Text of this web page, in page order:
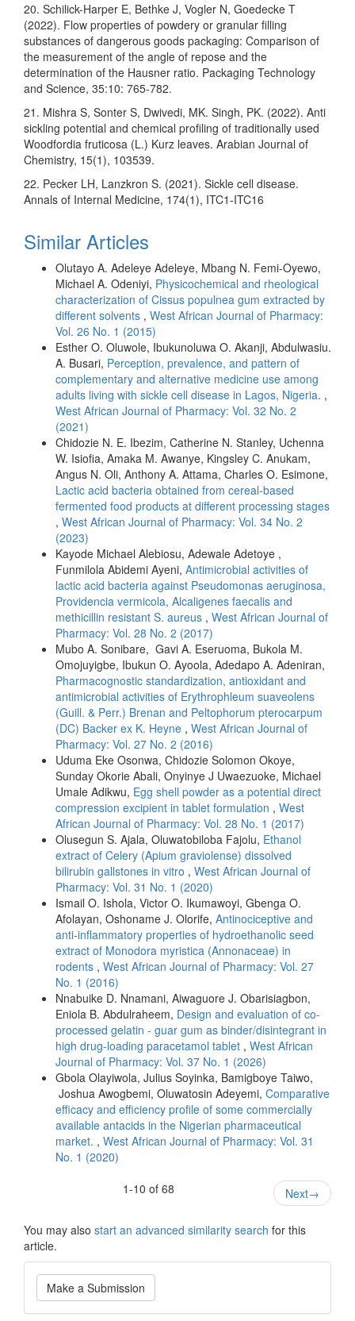
20. Schilick-Harper E, Bethke J, Vogler N, Goedecke T
(2022). Flow properties of powdery or granular filling
substances of dangerous goods packaging: Comparison of
the measurement of the angle of repose and the
determination of the Hausner ratio. Packaging Technology
and Science, 35:10: 765-782.
21. Mishra S, Sonter S, Dwivedi, MK. Singh, PK. (2022). Anti
sickling potential and chemical profiling of traditionally used
Woodfordia fruticosa (L.) Kurz leaves. Arabian Journal of
Chemistry, 15(1), 103539.
22. Pecker LH, Lanzkron S. (2021). Sickle cell disease.
Annals of Internal Medicine, 174(1), ITC1-ITC16
Similar Articles
Olutayo A. Adeleye Adeleye, Mbang N. Femi-Oyewo,
Michael A. Odeniyi, Physicochemical and rheological
characterization of Cissus populnea gum extracted by
different solvents , West African Journal of Pharmacy:
Vol. 26 No. 1 (2015)
Esther O. Oluwole, Ibukunoluwa O. Akanji, Abdulwasiu.
A. Busari, Perception, prevalence, and pattern of
complementary and alternative medicine use among
adults living with sickle cell disease in Lagos, Nigeria. ,
West African Journal of Pharmacy: Vol. 32 No. 2
(2021)
Chidozie N. E. Ibezim, Catherine N. Stanley, Uchenna
W. Isiofia, Amaka M. Awanye, Kingsley C. Anukam,
Angus N. Oli, Anthony A. Attama, Charles O. Esimone,
Lactic acid bacteria obtained from cereal-based
fermented food products at different processing stages
, West African Journal of Pharmacy: Vol. 34 No. 2
(2023)
Kayode Michael Alebiosu, Adewale Adetoye ,
Funmilola Abidemi Ayeni, Antimicrobial activities of
lactic acid bacteria against Pseudomonas aeruginosa,
Providencia vermicola, Alcaligenes faecalis and
methicillin resistant S. aureus , West African Journal of
Pharmacy: Vol. 28 No. 2 (2017)
Mubo A. Sonibare, Gavi A. Eseruoma, Bukola M.
Omojuyigbe, Ibukun O. Ayoola, Adedapo A. Adeniran,
Pharmacognostic standardization, antioxidant and
antimicrobial activities of Erythrophleum suaveolens
(Guill. & Perr.) Brenan and Peltophorum pterocarpum
(DC) Backer ex K. Heyne , West African Journal of
Pharmacy: Vol. 27 No. 2 (2016)
Uduma Eke Osonwa, Chidozie Solomon Okoye,
Sunday Okorie Abali, Onyinye J Uwaezuoke, Michael
Umale Adikwu, Egg shell powder as a potential direct
compression excipient in tablet formulation , West
African Journal of Pharmacy: Vol. 28 No. 1 (2017)
Olusegun S. Ajala, Oluwatobiloba Fajolu, Ethanol
extract of Celery (Apium graviolense) dissolved
bilirubin gallstones in vitro , West African Journal of
Pharmacy: Vol. 31 No. 1 (2020)
Ismail O. Ishola, Victor O. Ikumawoyi, Gbenga O.
Afolayan, Oshoname J. Olorife, Antinociceptive and
anti-inflammatory properties of hydroethanolic seed
extract of Monodora myristica (Annonaceae) in
rodents , West African Journal of Pharmacy: Vol. 27
No. 1 (2016)
Nnabuike D. Nnamani, Aiwaguore J. Obarisiagbon,
Eniola B. Abdulraheem, Design and evaluation of co-
processed gelatin - guar gum as binder/disintegrant in
high drug-loading paracetamol tablet , West African
Journal of Pharmacy: Vol. 37 No. 1 (2026)
Gbola Olayiwola, Julius Soyinka, Bamigboye Taiwo,
Joshua Awogbemi, Oluwatosin Adeyemi, Comparative
efficacy and efficiency profile of some commercially
available antacids in the Nigerian pharmaceutical
market. , West African Journal of Pharmacy: Vol. 31
No. 1 (2020)
1-10 of 68
Next→
You may also start an advanced similarity search for this
article.
Make
a Make a Submission